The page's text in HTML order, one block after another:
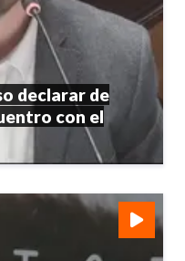
declarar de
con el